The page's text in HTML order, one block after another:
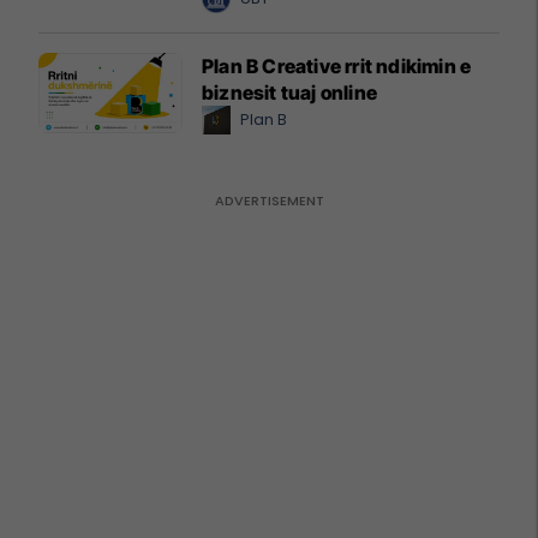
Plan B Creative rrit ndikimin e
biznesit tuaj online
Plan B